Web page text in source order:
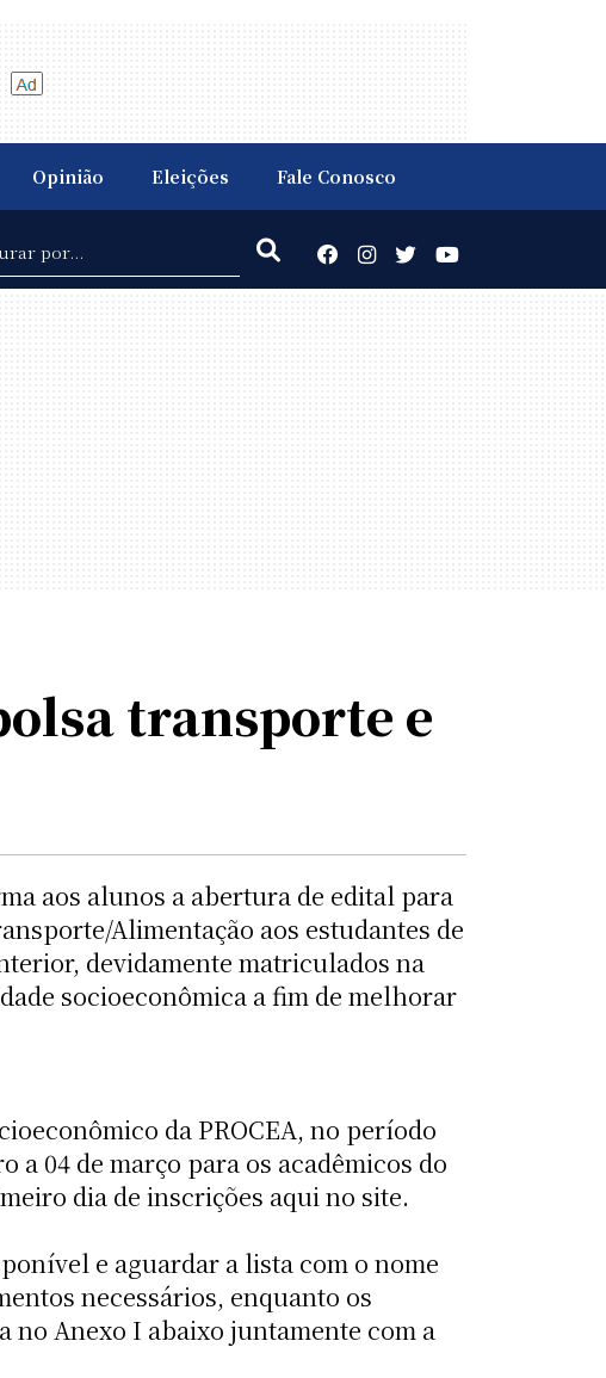
Opinião Eleições Fale Conosco
transporte e
aos alunos a abertura de edital para
Alimentação aos estudantes de
devidamente matriculados na
socioeconômica a fim de melhorar
da PROCEA, no período
a 04 de março para os acadêmicos do
dia de inscrições aqui no site.
e aguardar a lista com o nome
necessários, enquanto os
no Anexo I abaixo juntamente com a